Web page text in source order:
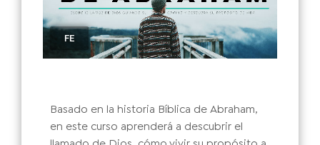
FE
Basado en la historia Bíblica de Abraham,
en este curso aprenderá a descubrir el